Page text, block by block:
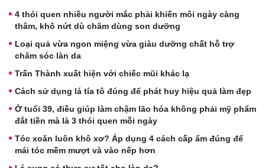
4 thói quen nhiều người mắc phải khiến môi ngày càng
thâm, khô nứt dù chăm dùng son dưỡng
Loại quả vừa ngon miệng vừa giàu dưỡng chất hỗ trợ
chăm sóc làn da
Trấn Thành xuất hiện với chiếc mũi khác lạ
Cách sử dụng lá tía tô đúng để phát huy hiệu quả làm đẹp
Ở tuổi 39, điều giúp làm chậm lão hóa không phải mỹ phẩm
đắt tiền mà là 3 thói quen mỗi ngày
Tóc xoăn luôn khô xơ? Áp dụng 4 cách cấp ẩm đúng để
mái tóc mềm mượt và vào nếp hơn